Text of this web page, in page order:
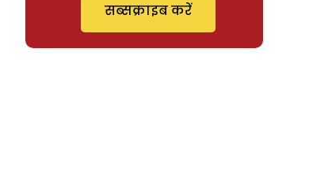
सब्सक्राइब करें